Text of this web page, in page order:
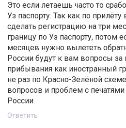
Это если летаешь часто то
Уз паспорту. Так как по
сделать регистрацию на три
границу по Уз паспорту, потом
месяцев нужно вылететь
России будут к вам вопросы за
прибывания как иностранный
не раз по Красно-Зелёной
вопросов и проблем с
России.
Ответить